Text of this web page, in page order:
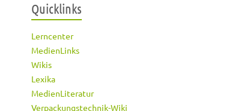
Quicklinks
Lerncenter
MedienLinks
Wikis
Lexika
MedienLiteratur
Verpackungstechnik-Wiki